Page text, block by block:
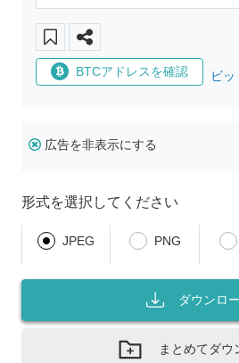
BTCアドレスを確認 ビ
広告を非表示にする
形式を選択してください
JPEG PNG
ダウンロ
まとめてダウ